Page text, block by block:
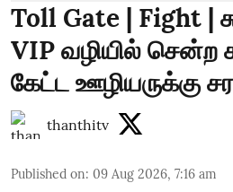
Toll Gate | Fight |
VIP வழியில் சென்ற
கேட்ட ஊழியருக்கு
thanthitv
Published on: 09 Aug 2026, 7:16 am